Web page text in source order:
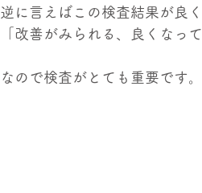
逆に言えばこの検査結果が良
「改善がみられる、良くなっ
なので検査がとても重要です。